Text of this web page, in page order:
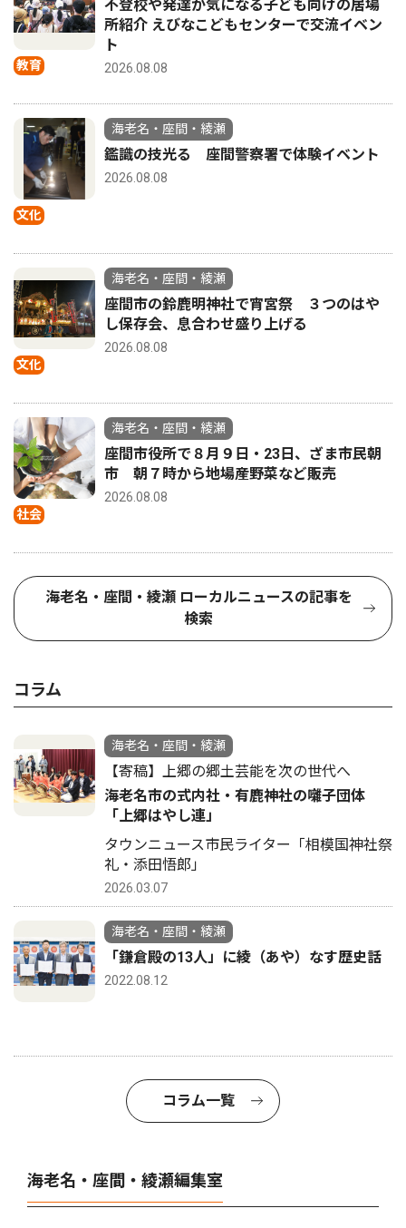
教育
不登校や発達が気になる子ども向けの居場
所紹介 えびなこどもセンターで交流イベン
ト
2026.08.08
文化
海老名・座間・綾瀬
鑑識の技光る 座間警察署で体験イベント
2026.08.08
文化
海老名・座間・綾瀬
座間市の鈴鹿明神社で宵宮祭 ３つのはや
し保存会、息合わせ盛り上げる
2026.08.08
社会
海老名・座間・綾瀬
座間市役所で８月９日・23日、ざま市民朝
市 朝７時から地場産野菜など販売
2026.08.08
海老名・座間・綾瀬 ローカルニュースの記事を
検索
コラム
海老名・座間・綾瀬
【寄稿】上郷の郷土芸能を次の世代へ
海老名市の式内社・有鹿神社の囃子団体
「上郷はやし連」
タウンニュース市民ライター「相模国神社祭
礼・添田悟郎」
2026.03.07
海老名・座間・綾瀬
「鎌倉殿の13人」に綾（あや）なす歴史話
2022.08.12
コラム一覧
海老名・座間・綾瀬編集室